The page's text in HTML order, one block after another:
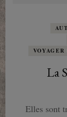
La
Elles sont